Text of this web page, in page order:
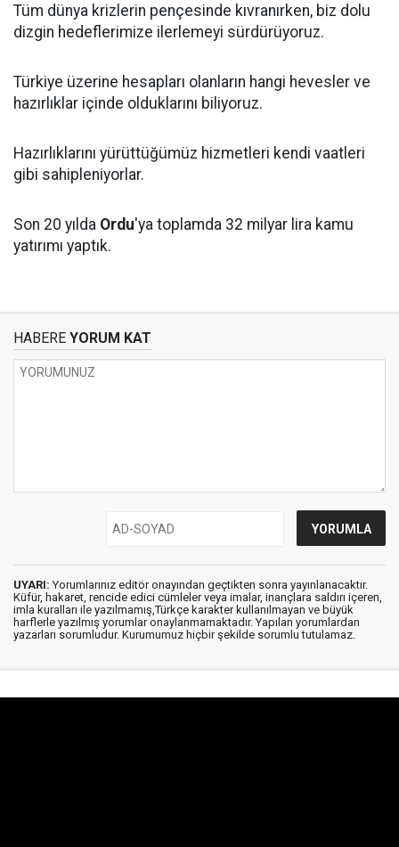
Tüm dünya krizlerin pençesinde kıvranırken, biz dolu
dizgin hedeflerimize ilerlemeyi sürdürüyoruz.
Türkiye üzerine hesapları olanların hangi hevesler ve
hazırlıklar içinde olduklarını biliyoruz.
Hazırlıklarını yürüttüğümüz hizmetleri kendi vaatleri
gibi sahipleniyorlar.
Son 20 yılda Ordu'ya toplamda 32 milyar lira kamu
yatırımı yaptık.
HABERE YORUM KAT
UYARI: Yorumlarınız editör onayından geçtikten sonra yayınlanacaktır.
Küfür, hakaret, rencide edici cümleler veya imalar, inançlara saldırı içeren,
imla kuralları ile yazılmamış,Türkçe karakter kullanılmayan ve büyük
harflerle yazılmış yorumlar onaylanmamaktadır. Yapılan yorumlardan
yazarları sorumludur. Kurumumuz hiçbir şekilde sorumlu tutulamaz.